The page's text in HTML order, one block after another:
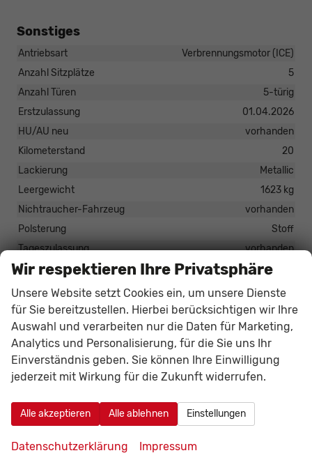
Sonstiges
Antriebsart
Verbrennungsmotor (ICE)
Anzahl Sitzplätze
5
Anzahl Türen
5-türig
Erstzulassung
01.04.2026
HU/AU neu
vorhanden
Kilometerstand
20
Lackierung
Metallic
Leergewicht
1623 kg
Nichtraucher-Fahrzeug
vorhanden
Polsterung
Stoff
Tageszulassung
vorhanden
Zustand
unfallfrei
Zustand, Beschaffenheit
Scheckheftgepflegt
Zustand, Fahrfähigkeit
fahrtauglich
34.409,– €
Gesamtpreis
33.349,– €
Wir respektieren Ihre Privatsphäre
Unsere Website setzt Cookies ein, um unsere Dienste
für Sie bereitzustellen. Hierbei berücksichtigen wir Ihre
Auswahl und verarbeiten nur die Daten für Marketing,
Analytics und Personalisierung, für die Sie uns Ihr
Einverständnis geben. Sie können Ihre Einwilligung
jederzeit mit Wirkung für die Zukunft widerrufen.
Alle akzeptieren Alle ablehnen Einstellungen
Datenschutzerklärung Impressum